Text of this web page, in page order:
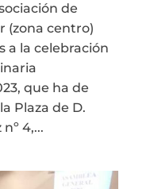
de
(zona centro)
a la celebración
que ha de
Plaza de D.
4,...